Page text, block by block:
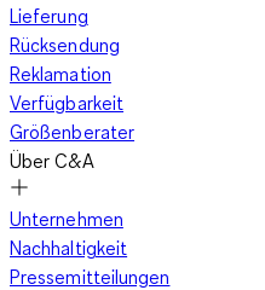
Lieferung
Rücksendung
Reklamation
Verfügbarkeit
Größenberater
Über C&A
Unternehmen
Nachhaltigkeit
Pressemitteilungen